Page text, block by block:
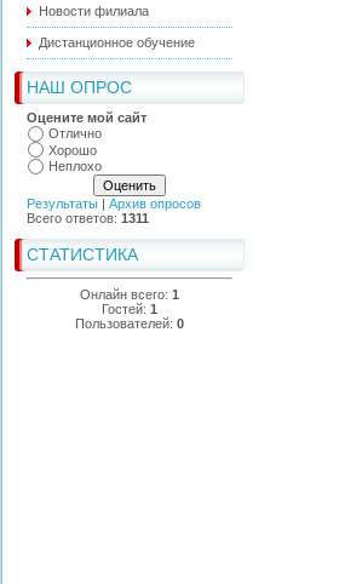
Новости филиала
Дистанционное обучение
НАШ ОПРОС
Оцените мой сайт
Отлично
Хорошо
Неплохо
Результаты | Архив опросов
Всего ответов: 1311
СТАТИСТИКА
Онлайн всего: 1
Гостей: 1
Пользователей: 0